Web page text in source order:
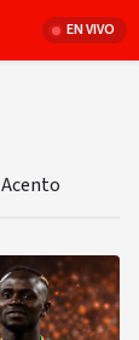
EN VIVO